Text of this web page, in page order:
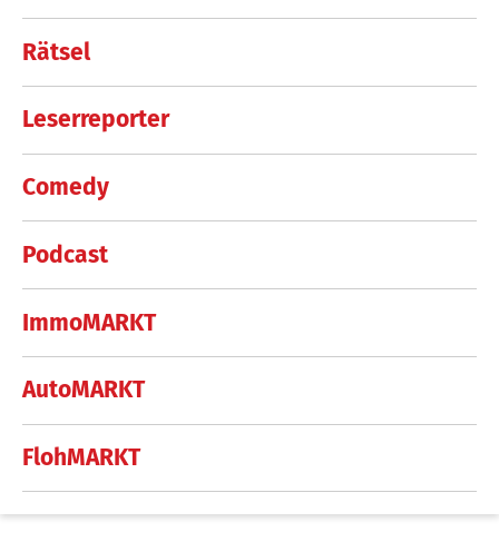
Rätsel
Leserreporter
Comedy
Podcast
ImmoMARKT
AutoMARKT
FlohMARKT